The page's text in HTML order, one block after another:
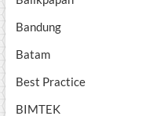
Bandung
Batam
Best Practice
BIMTEK